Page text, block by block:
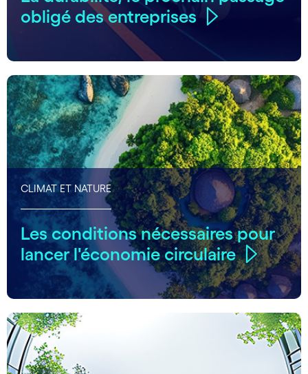
obligé des entreprises
CLIMAT ET NATURE
Les conditions nécessaires pour
lancer l'économie circulaire